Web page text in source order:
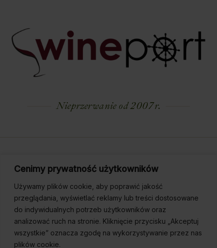
Cenimy prywatność użytkowników
Używamy plików cookie, aby poprawić jakość
przeglądania, wyświetlać reklamy lub treści dostosowane
do indywidualnych potrzeb użytkowników oraz
analizować ruch na stronie. Kliknięcie przycisku „Akceptuj
wszystkie” oznacza zgodę na wykorzystywanie przez nas
plików cookie.
Nieprzerwanie od 2007 r.
Dostarczamy smakowe Arcydzieła na miarę
Twoich Oczekiwań.
Tel. stacjonarny 22 292-59-37Tel. komórkowy 601
602 652